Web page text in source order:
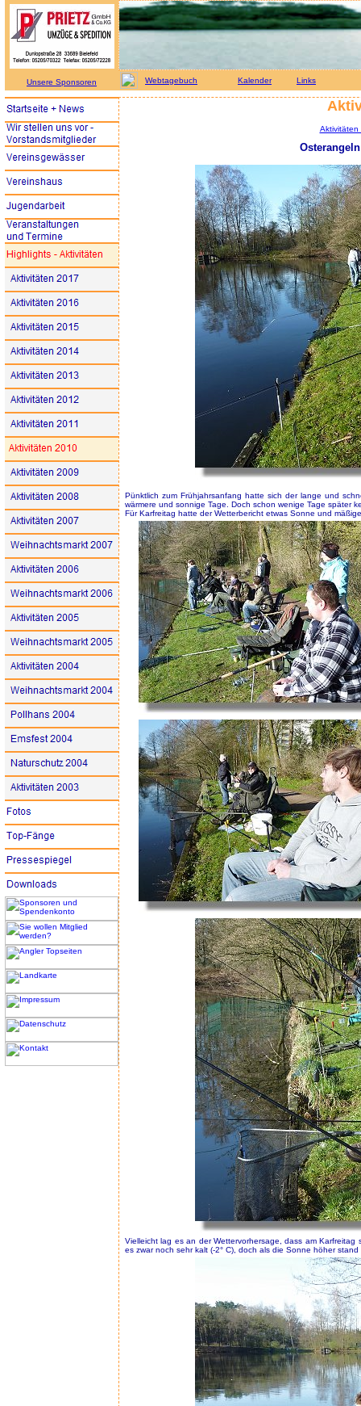
Unsere Sponsoren Webtagebuch Kalender Links
Aktivitäten
Pünktlich zum Frühjahrsanfang hatte sich der lange und
wärmere und sonnige Tage. Doch schon wenige Tage später
Für Karfreitag hatte der Wetterbericht etwas Sonne und
Vielleicht lag es an der Wettervorhersage, dass am
es zwar noch sehr kalt (-2° C), doch als die Sonne höher